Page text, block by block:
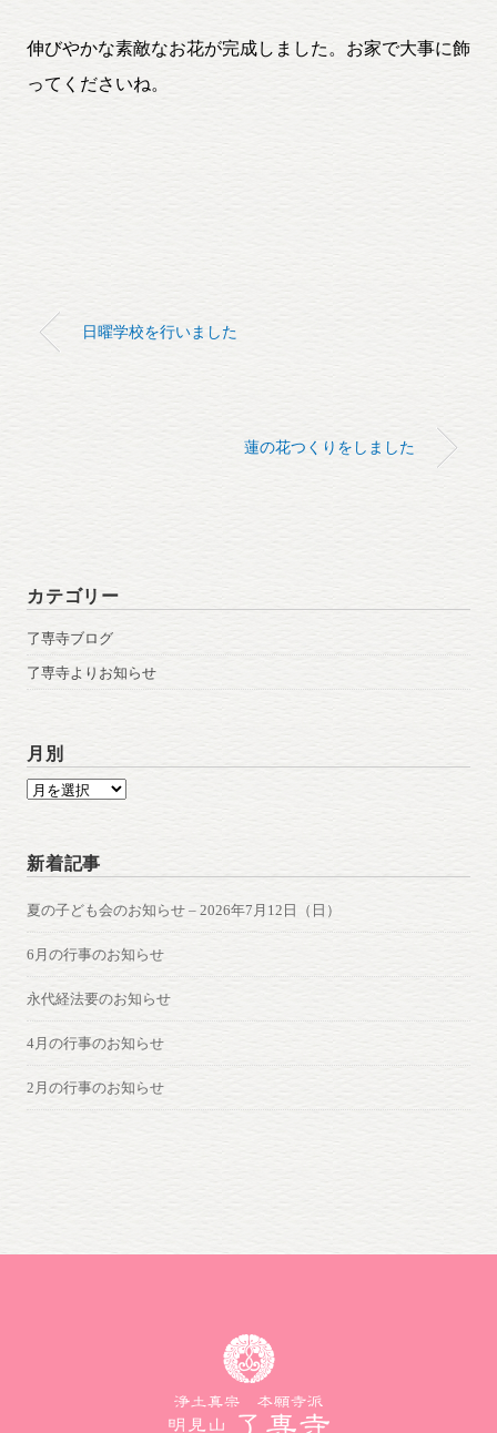
伸びやかな素敵なお花が完成しました。お家で大事に飾
ってくださいね。
日曜学校を行いました
蓮の花つくりをしました
カテゴリー
了専寺ブログ
了専寺よりお知らせ
月別
月
別
新着記事
夏の子ども会のお知らせ – 2026年7月12日（日）
6月の行事のお知らせ
永代経法要のお知らせ
4月の行事のお知らせ
2月の行事のお知らせ